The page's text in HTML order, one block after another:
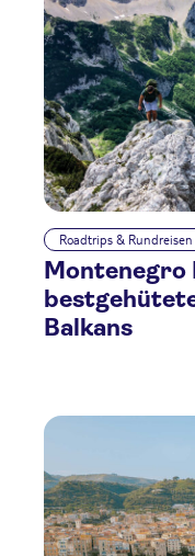
Roadtrips & Rundreisen
Montenegro
Balkans